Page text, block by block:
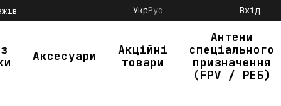
УкрРус Вхід
Аксесуари
Акційні
товари
Антени
спеціального
призначення
(FPV / РЕБ)